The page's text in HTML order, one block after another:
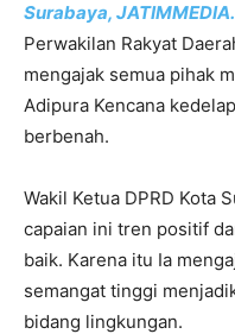
Surabaya,
Perwakilan Rakyat
mengajak semua pihak
Adipura Kencana
berbenah.
Wakil Ketua DPRD Kota
capaian ini tren positif
baik. Karena itu Ia
semangat tinggi
bidang lingkungan.